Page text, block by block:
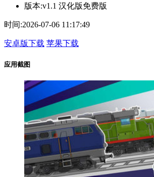
版本:v1.1 汉化版免费版
时间:2026-07-06 11:17:49
安卓版下载 苹果下载
应用截图